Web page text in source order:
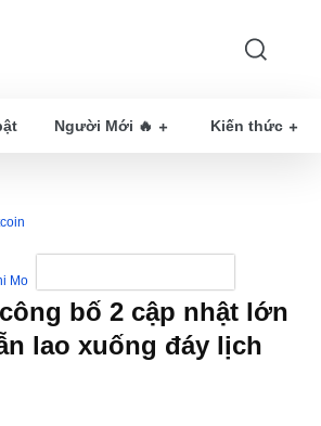
Người Mới 🔥 Kiến thức
Mo
bố 2 cập nhật lớn
lao xuống đáy lịch